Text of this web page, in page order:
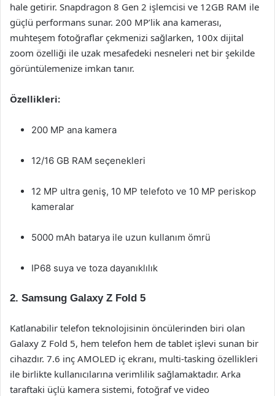
hale getirir. Snapdragon 8 Gen 2 işlemcisi ve 12GB RAM ile
güçlü performans sunar. 200 MP’lik ana kamerası,
muhteşem fotoğraflar çekmenizi sağlarken, 100x dijital
zoom özelliği ile uzak mesafedeki nesneleri net bir şekilde
görüntülemenize imkan tanır.
Özellikleri:
200 MP ana kamera
12/16 GB RAM seçenekleri
12 MP ultra geniş, 10 MP telefoto ve 10 MP periskop
kameralar
5000 mAh batarya ile uzun kullanım ömrü
IP68 suya ve toza dayanıklılık
2. Samsung Galaxy Z Fold 5
Katlanabilir telefon teknolojisinin öncülerinden biri olan
Galaxy Z Fold 5, hem telefon hem de tablet işlevi sunan bir
cihazdır. 7.6 inç AMOLED iç ekranı, multi-tasking özellikleri
ile birlikte kullanıcılarına verimlilik sağlamaktadır. Arka
taraftaki üçlü kamera sistemi, fotoğraf ve video